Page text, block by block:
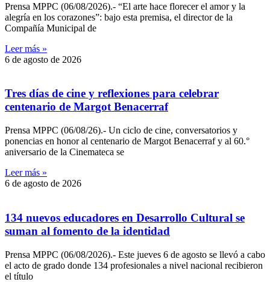
Prensa MPPC (06/08/2026).- “El arte hace florecer el amor y la
alegría en los corazones”: bajo esta premisa, el director de la
Compañía Municipal de
Leer más »
6 de agosto de 2026
Tres días de cine y reflexiones para celebrar
centenario de Margot Benacerraf
Prensa MPPC (06/08/26).- Un ciclo de cine, conversatorios y
ponencias en honor al centenario de Margot Benacerraf y al 60.°
aniversario de la Cinemateca se
Leer más »
6 de agosto de 2026
134 nuevos educadores en Desarrollo Cultural se
suman al fomento de la identidad
Prensa MPPC (06/08/2026).- Este jueves 6 de agosto se llevó a cabo
el acto de grado donde 134 profesionales a nivel nacional recibieron
el título